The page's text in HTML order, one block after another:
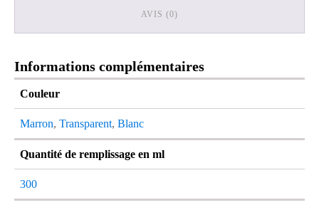
AVIS (0)
Informations complémentaires
Couleur
Marron, Transparent, Blanc
Quantité de remplissage en ml
300